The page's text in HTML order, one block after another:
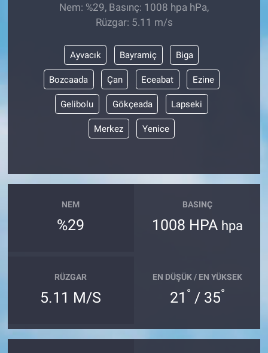
Nem: %29, Basınç: 1008 hpa hPa,
Rüzgar: 5.11 m/s
Ayvacık Bayramiç Biga
Bozcaada Çan Eceabat Ezine
Gelibolu Gökçeada Lapseki
Merkez Yenice
NEM
%29
BASINÇ
1008 HPA hpa
RÜZGAR
5.11 M/S
EN DÜŞÜK / EN YÜKSEK
21 ° / 35°